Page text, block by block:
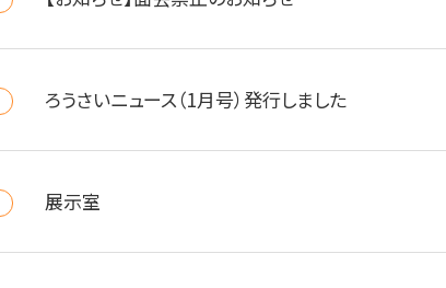
ろうさいニュース（1月号）発行しました
展示室